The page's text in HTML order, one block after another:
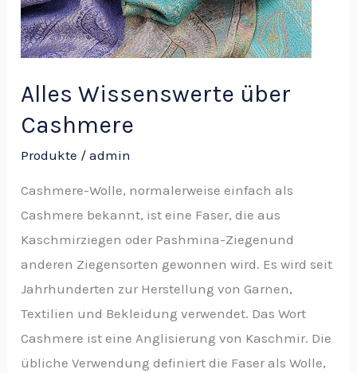
Alles Wissenswerte über
Cashmere
Produkte /admin
Cashmere-Wolle, normalerweise einfach als
Cashmere bekannt, ist eine Faser, die aus
Kaschmirziegen oder Pashmina-Ziegenund
anderen Ziegensorten gewonnen wird. Es wird seit
Jahrhunderten zur Herstellung von Garnen,
Textilien und Bekleidung verwendet. Das Wort
Cashmere ist eine Anglisierung von Kaschmir. Die
übliche Verwendung definiert die Faser als Wolle,